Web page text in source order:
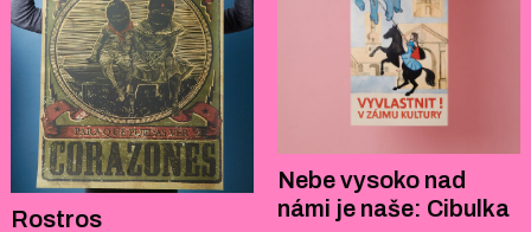
Rostros
Nebe vysoko nad
námi je naše: Cibulka